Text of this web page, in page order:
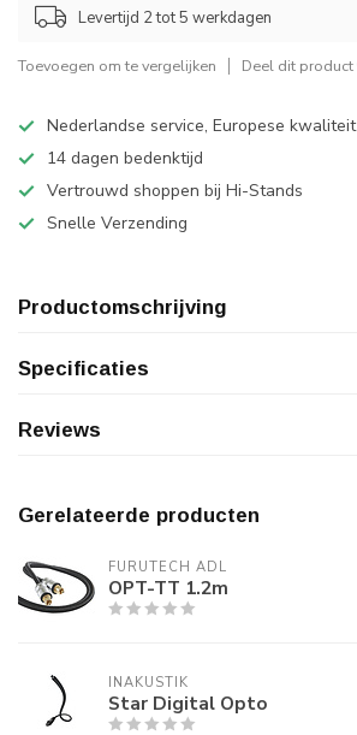
Levertijd 2 tot 5 werkdagen
Toevoegen om te vergelijken Deel dit product
Nederlandse service, Europese kwaliteit
14 dagen bedenktijd
Vertrouwd shoppen bij Hi-Stands
Snelle Verzending
Productomschrijving
Specificaties
Reviews
Gerelateerde producten
FURUTECH ADL
OPT-TT 1.2m
INAKUSTIK
Star Digital Opto